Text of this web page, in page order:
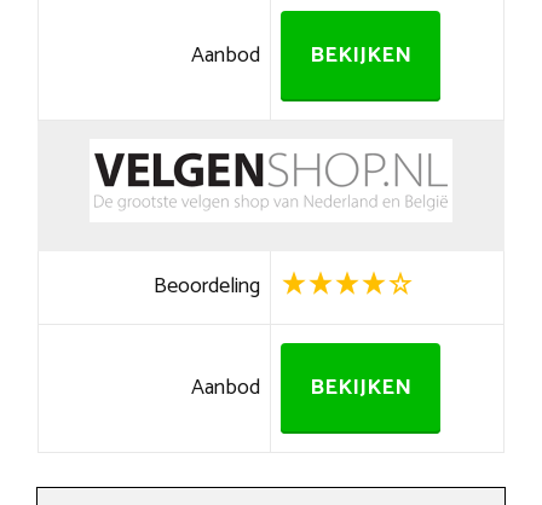
Aanbod BEKIJKEN
Beoordeling
Aanbod BEKIJKEN